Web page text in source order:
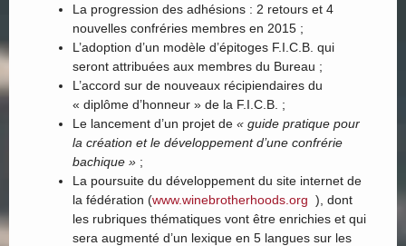
La progression des adhésions : 2 retours et 4
nouvelles confréries membres en 2015 ;
L’adoption d’un modèle d’épitoges F.I.C.B. qui
seront attribuées aux membres du Bureau ;
L’accord sur de nouveaux récipiendaires du
« diplôme d’honneur » de la F.I.C.B. ;
Le lancement d’un projet de « guide pratique pour
la création et le développement d’une confrérie
bachique » ;
La poursuite du développement du site internet de
la fédération (www.winebrotherhoods.org ), dont
les rubriques thématiques vont être enrichies et qui
sera augmenté d’un lexique en 5 langues sur les